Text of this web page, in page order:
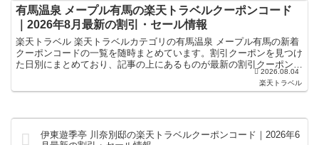
有馬温泉 メープル有馬の楽天トラベルクーポンコード
｜2026年8月最新の割引・セール情報
楽天トラベル 楽天トラベルカテゴリの有馬温泉 メープル有馬の新着
クーポンコードの一覧を随時まとめています。割引クーポンを見つけ
た日別にまとめており、記事の上にあるものが最新の割引クーポンに
なります。ホテル・旅館宿泊の予約などで使えるクーポン...2026.08.04
楽天トラベル
伊東遊季亭 川奈別邸の楽天トラベルクーポンコード｜2026年6